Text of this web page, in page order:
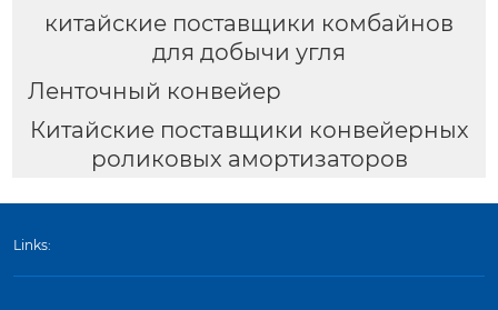
китайские поставщики комбайнов
для добычи угля
Ленточный конвейер
Китайские поставщики конвейерных
роликовых амортизаторов
Links: